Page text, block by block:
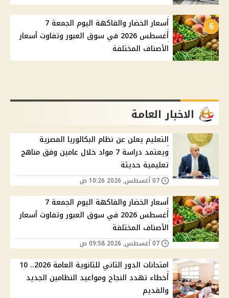
6
أسعار الخضار والفاكهة اليوم الجمعة 7
أغسطس 2026 في سوق العبور وتفاوت أسعار
الأصناف المختلفة
الاخبار العامة
التعليم يعلن عن نظام البكالوريا المصرية
ويعتمد دراسة 7 مواد خلال عامين وفق مناهج
تعليمية حديثة
أسعار الخضار والفاكهة اليوم الجمعة 7
أغسطس 2026 في سوق العبور وتفاوت أسعار
الأصناف المختلفة
امتحانات الدور الثاني للثانوية العامة 2026.. 10
أخطاء تهدد النجاح ومواعيد النظامين الجديد
والقديم